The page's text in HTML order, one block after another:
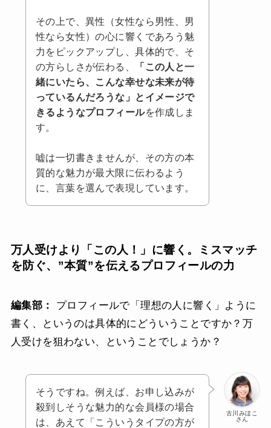
その上で、異性（女性なら男性、男
性なら女性）の心に響くであろう魅
力をピックアップし、具体的で、そ
の方らしさが伝わる、
「この人と一
緒にいたら、こんな幸せな未来が待
っているんだろうな」とイメージで
きるようなプロフィールを作成しま
す。
嘘は一切書きませんが、その方の本
質的な魅力が最大限に伝わるよう
に、言葉を選んで表現しています。
万人受けより「この人！」に響く。ミスマッチ
を防ぐ、”本質”を伝えるプロフィールの力
編集部：
プロフィールで「理想の人に響く」ように
書く、というのは具体的にどういうことですか？万
人受けを狙わない、ということでしょうか？
古川みほこ
さん
そうですね。例えば、お申し込みが
殺到しそうな魅力的な会員様の場合
は、あえて「こういうタイプの方が